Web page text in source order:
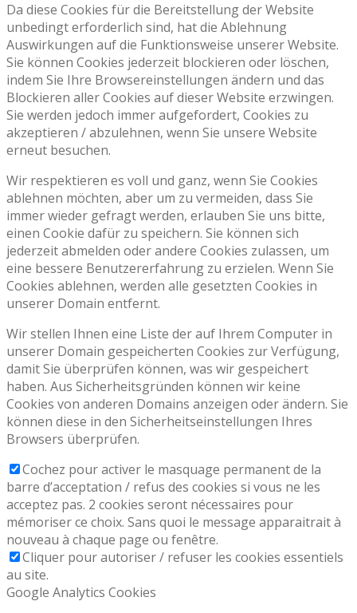
Da diese Cookies für die Bereitstellung der Website
unbedingt erforderlich sind, hat die Ablehnung
Auswirkungen auf die Funktionsweise unserer Website.
Sie können Cookies jederzeit blockieren oder löschen,
indem Sie Ihre Browsereinstellungen ändern und das
Blockieren aller Cookies auf dieser Website erzwingen.
Sie werden jedoch immer aufgefordert, Cookies zu
akzeptieren / abzulehnen, wenn Sie unsere Website
erneut besuchen.
Wir respektieren es voll und ganz, wenn Sie Cookies
ablehnen möchten, aber um zu vermeiden, dass Sie
immer wieder gefragt werden, erlauben Sie uns bitte,
einen Cookie dafür zu speichern. Sie können sich
jederzeit abmelden oder andere Cookies zulassen, um
eine bessere Benutzererfahrung zu erzielen. Wenn Sie
Cookies ablehnen, werden alle gesetzten Cookies in
unserer Domain entfernt.
Wir stellen Ihnen eine Liste der auf Ihrem Computer in
unserer Domain gespeicherten Cookies zur Verfügung,
damit Sie überprüfen können, was wir gespeichert
haben. Aus Sicherheitsgründen können wir keine
Cookies von anderen Domains anzeigen oder ändern. Sie
können diese in den Sicherheitseinstellungen Ihres
Browsers überprüfen.
Cochez pour activer le masquage permanent de la
barre d’acceptation / refus des cookies si vous ne les
acceptez pas. 2 cookies seront nécessaires pour
mémoriser ce choix. Sans quoi le message apparaitrait à
nouveau à chaque page ou fenêtre.
Cliquer pour autoriser / refuser les cookies essentiels
au site.
Google Analytics Cookies